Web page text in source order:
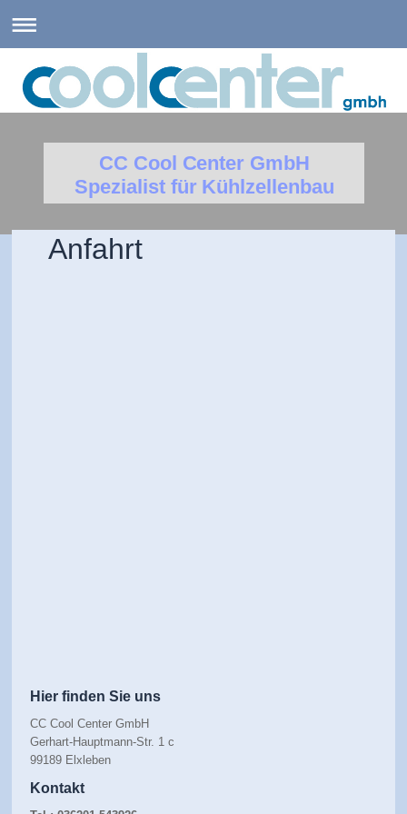
CC Cool Center GmbH
Spezialist für Kühlzellenbau
Anfahrt
Hier finden Sie uns
CC Cool Center GmbH
Gerhart-Hauptmann-Str. 1 c
99189 Elxleben
Kontakt